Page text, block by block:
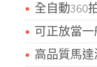
全自動360
可正放當
高品質馬